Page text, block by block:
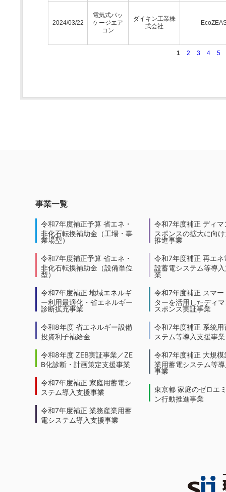
2024/03/22
電気式パッ
ケージエア
コン
ダイキン工業株
式会社
1 2 3 4 5
事業一覧
令和7年度補正予算 省エネ・
非化石転換補助金（工場・事
業場型）
令和7年度補正予算 省エネ・
非化石転換補助金（設備単位
型）
令和7年度補正 地域エネルギ
ー利用最適化・省エネルギー
診断拡充事業
令和8年度 省エネルギー設備
投資利子補給金
令和8年度 ZEB実証事業／ZE
B化診断・計画策定支援事業
令和7年度補正 家庭用蓄電シ
ステム導入支援事業
令和7年度補正 業務産業用蓄
電システム導入支援事業
令和7年度補正 ディマ
スポンスの拡大に向
推進事業
令和7年度補正 再エネ
設蓄電システム等導
業
令和7年度補正 スマー
ターを活用したディ
スポンス実証事業
令和7年度補正 系統用
ステム等導入支援事業
令和7年度補正 大規模
業用蓄電システム等
事業
東京都 家庭のゼロエ
ン行動推進事業